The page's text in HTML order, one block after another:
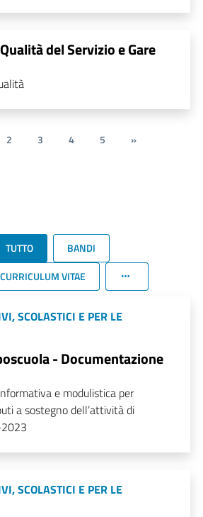
del Servizio e Gare
2 3 4 5 »
TUTTO
BANDI
CURRICULUM VITAE
SCOLASTICI E PER LE
- Documentazione
e modulistica per
a sostegno dell’attività di
SCOLASTICI E PER LE